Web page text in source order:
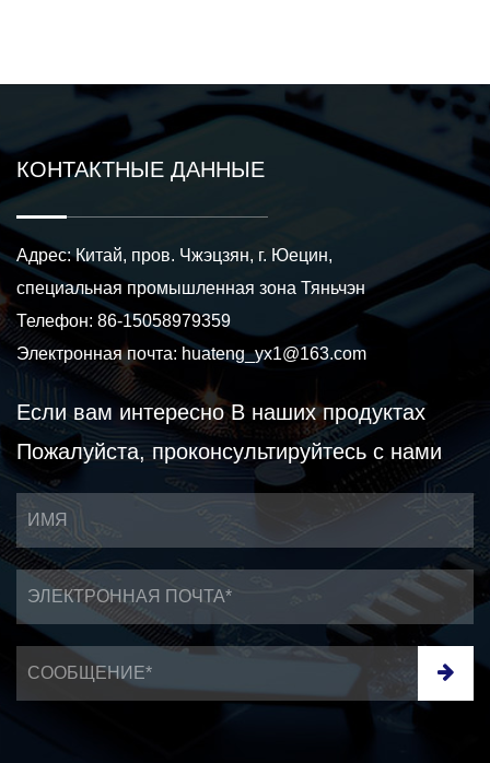
КОНТАКТНЫЕ ДАННЫЕ
Адрес: Китай, пров. Чжэцзян, г. Юецин,
специальная промышленная зона Тяньчэн
Телефон: 86-15058979359
Электронная почта: huateng_yx1@163.com
Если вам интересноВ наших продуктах
Пожалуйста, проконсультируйтесь с нами